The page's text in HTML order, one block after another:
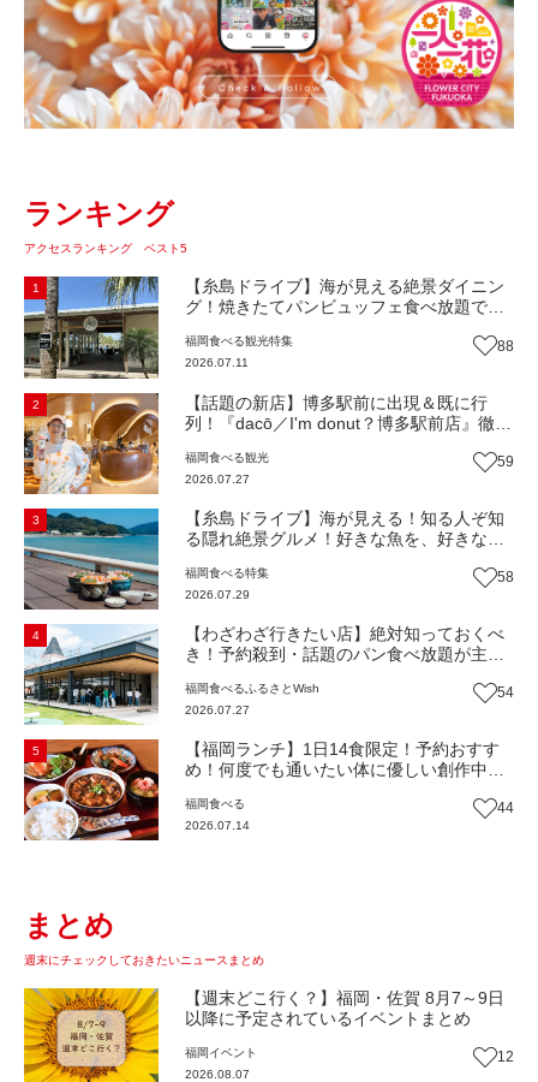
ランキング
アクセスランキング ベスト5
1
【糸島ドライブ】海が見える絶景ダイニン
グ！焼きたてパンビュッフェ食べ放題で大
Beach Cafe』（福岡・糸島市）【まち歩
き】
福岡食べる観光特集
2026.07.11
88
2
【話題の新店】博多駅前に出現＆既に行
列！『dacō／I'm donut？博多駅前店』徹底
しみ方＆イチオシメニューも紹介！（福岡
市博多区）【まち歩き】
福岡食べる観光
2026.07.27
59
3
【糸島ドライブ】海が見える！知る人ぞ知
る隠れ絶景グルメ！好きな魚を、好きなだ
堂』（福岡市西区）【まち歩き】
福岡食べる特集
2026.07.29
58
4
【わざわざ行きたい店】絶対知っておくべ
き！予約殺到・話題のパン食べ放題が主
『bound garden』（福岡・新宮町）【まち
歩き】
福岡食べる ふるさとWish
2026.07.27
54
5
【福岡ランチ】1日14食限定！予約おすす
め！何度でも通いたい体に優しい創作中華
【まち歩き】
福岡食べる
2026.07.14
44
まとめ
週末にチェックしておきたいニュースまとめ
【週末どこ行く？】福岡・佐賀 8月7～9日
以降に予定されているイベントまとめ
福岡 イベント
2026.08.07
12